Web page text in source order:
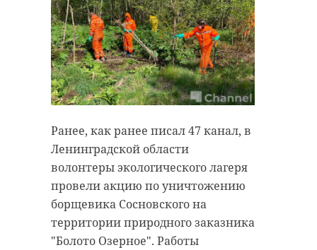
Ранее, как ранее писал 47 канал, в
Ленинградской области
волонтеры экологического лагеря
провели акцию по уничтожению
борщевика Сосновского на
территории природного заказника
"Болото Озерное". Работы